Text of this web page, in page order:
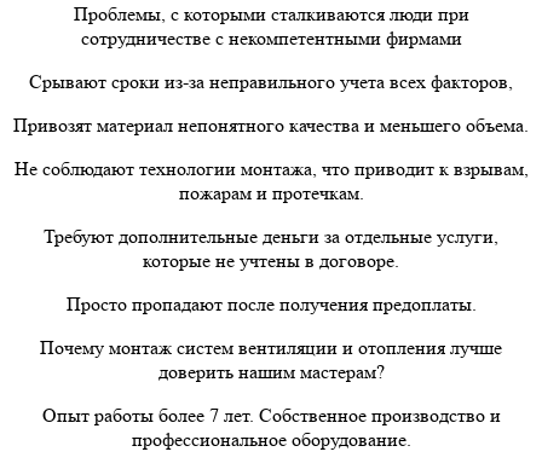
Проблемы, с которыми сталкиваются люди при
сотрудничестве с некомпетентными фирмами
Срывают сроки из-за неправильного учета всех факторов,
Привозят материал непонятного качества и меньшего объема.
Не соблюдают технологии монтажа, что приводит к взрывам,
пожарам и протечкам.
Требуют дополнительные деньги за отдельные услуги,
которые не учтены в договоре.
Просто пропадают после получения предоплаты.
Почему монтаж систем вентиляции и отопления лучше
доверить нашим мастерам?
Опыт работы более 7 лет. Собственное производство и
профессиональное оборудование.